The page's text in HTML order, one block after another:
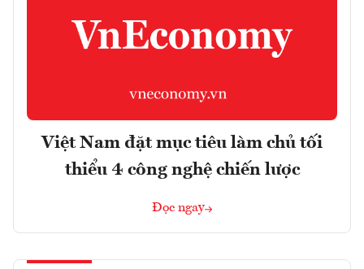
Việt Nam đặt mục tiêu làm chủ tối
thiểu 4 công nghệ chiến lược
Đọc ngay